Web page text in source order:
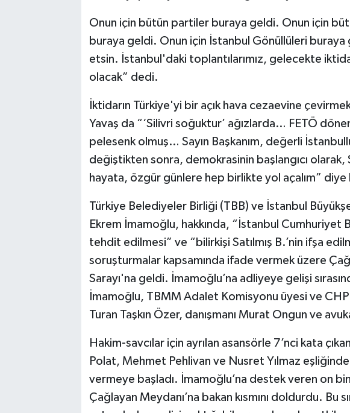
Onun için bütün partiler buraya geldi. Onun için
buraya geldi. Onun için İstanbul Gönüllüleri buraya
etsin. İstanbul'daki toplantılarımız, gelecekte
olacak” dedi.
İktidarın Türkiye'yi bir açık hava cezaevine
Yavaş da “‘Silivri soğuktur’ ağızlarda… FETÖ
pelesenk olmuş… Sayın Başkanım, değerli
değiştikten sonra, demokrasinin başlangıcı olarak,
hayata, özgür günlere hep birlikte yol açalım” diye
Türkiye Belediyeler Birliği (TBB) ve İstanbul
Ekrem İmamoğlu, hakkında, “İstanbul Cumhuriyet
tehdit edilmesi” ve “bilirkişi Satılmış B.’nin ifşa
soruşturmalar kapsamında ifade vermek üzere
Sarayı'na geldi. İmamoğlu’na adliyeye gelişi
İmamoğlu, TBMM Adalet Komisyonu üyesi ve CHP
Turan Taşkın Özer, danışmanı Murat Ongun ve
Hakim-savcılar için ayrılan asansörle 7’nci kata
Polat, Mehmet Pehlivan ve Nusret Yılmaz
vermeye başladı. İmamoğlu’na destek veren on
Çağlayan Meydanı’na bakan kısmını doldurdu. Bu